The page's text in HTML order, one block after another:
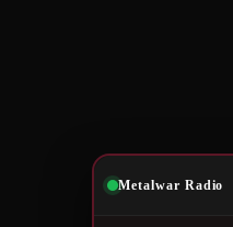
Metalwar Radio